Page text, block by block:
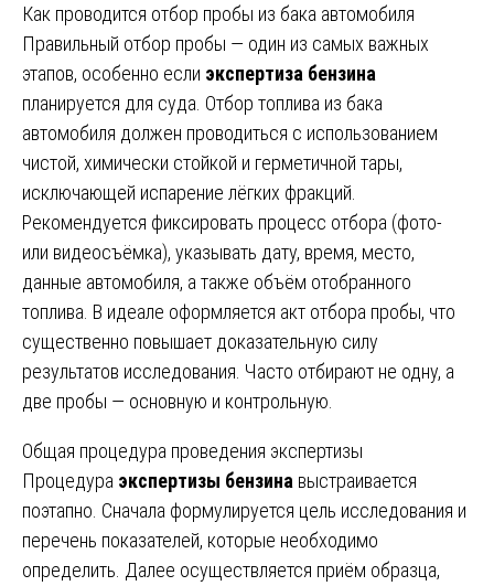
Как проводится отбор пробы из бака автомобиля
Правильный отбор пробы — один из самых важных
этапов, особенно если экспертиза бензина
планируется для суда. Отбор топлива из бака
автомобиля должен проводиться с использованием
чистой, химически стойкой и герметичной тары,
исключающей испарение лёгких фракций.
Рекомендуется фиксировать процесс отбора (фото-
или видеосъёмка), указывать дату, время, место,
данные автомобиля, а также объём отобранного
топлива. В идеале оформляется акт отбора пробы, что
существенно повышает доказательную силу
результатов исследования. Часто отбирают не одну, а
две пробы — основную и контрольную.
Общая процедура проведения экспертизы
Процедура экспертизы бензина выстраивается
поэтапно. Сначала формулируется цель исследования и
перечень показателей, которые необходимо
определить. Далее осуществляется приём образца,